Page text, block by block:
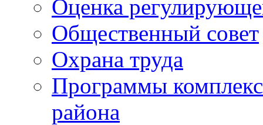
Оценка
Общественный совет
Охрана труда
Программы
района